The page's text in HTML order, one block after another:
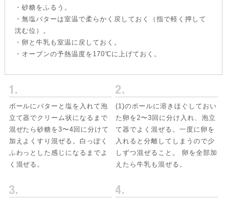
・砂糖をふるう。
・無塩バターは室温で柔らかく戻しておく（指で軽く押して
沈む位）。
・卵と牛乳も室温に戻しておく。
・オーブンの予熱温度を170℃に上げておく。
ボールにバターと塩を入れて泡
立て器でクリーム状になるまで
混ぜたら砂糖を3〜4回に分けて
加えよくすり混ぜる。白っぽく
ふわっとした感じになるまでよ
く混ぜる。
(1)のボールに溶きほぐしておい
た卵を2〜3回に分け入れ、泡立
て器でよく混ぜる。一度に卵を
入れると分離してしまうので少
しずつ混ぜること。 卵を全部加
えたら牛乳も混ぜる。